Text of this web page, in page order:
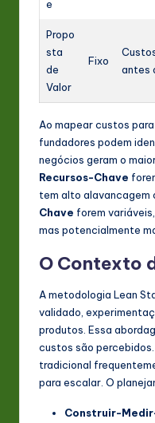
e
Propo
sta
de
Valor
Fixo
antes
Ao mapear custos
fundadores podem
negócios geram o
Recursos-Chave
tem alto alavancagem
Chave forem
mas potencialmente
O Contexto
A metodologia Lean
validado,
produtos. Essa
custos são
tradicional
para escalar. O
Construir-